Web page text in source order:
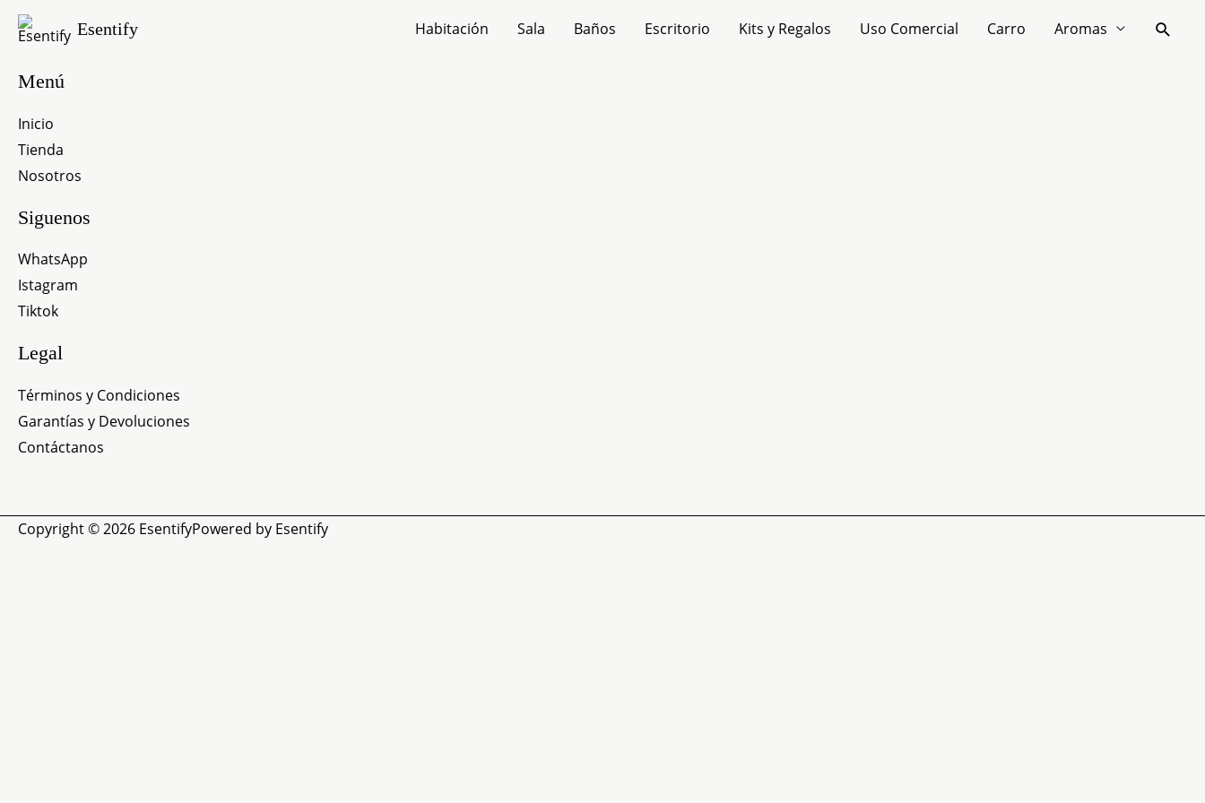
Esentify Habitación Sala Baños Escritorio Kits y Regalos Uso Comercial Carro Aromas
Menú
Inicio
Tienda
Nosotros
Siguenos
WhatsApp
Istagram
Tiktok
Legal
Términos y Condiciones
Garantías y Devoluciones
Contáctanos
Copyright © 2026 EsentifyPowered by Esentify